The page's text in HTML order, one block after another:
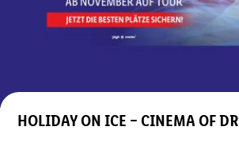
HOLIDAY ON ICE – CINEMA OF